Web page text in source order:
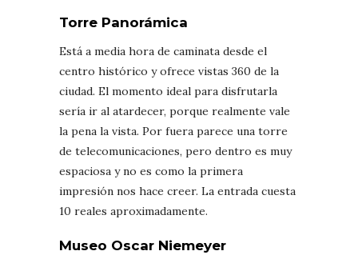
Torre Panorámica
Está a media hora de caminata desde el
centro histórico y ofrece vistas 360 de la
ciudad. El momento ideal para disfrutarla
sería ir al atardecer, porque realmente vale
la pena la vista. Por fuera parece una torre
de telecomunicaciones, pero dentro es muy
espaciosa y no es como la primera
impresión nos hace creer. La entrada cuesta
10 reales aproximadamente.
Museo Oscar Niemeyer